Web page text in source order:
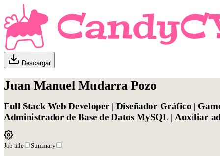
Descargar
Juan Manuel Mudarra Pozo
Full Stack Web Developer | Diseñador Gráfico |
Administrador de Base de Datos MySQL | Auxiliar
Job title Summary